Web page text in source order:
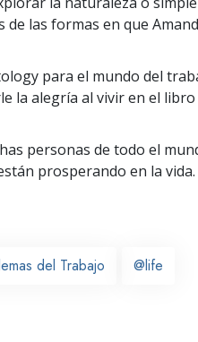
las formas en que
para el mundo del
la alegría al vivir en el libro
personas de todo el
prosperando en la vida.
del Trabajo @life